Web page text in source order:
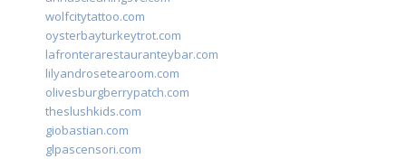
wolfcitytattoo.com
oysterbayturkeytrot.com
lafronterarestauranteybar.com
lilyandrosetearoom.com
olivesburgberrypatch.com
theslushkids.com
giobastian.com
glpascensori.com